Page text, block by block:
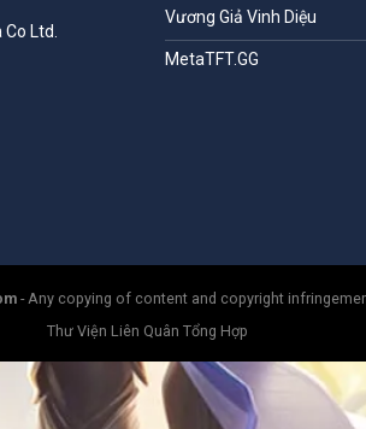
Ltd.
Vương Giả Vinh Diệu
MetaTFT.GG
- Any copying of content and copyright
Thư Viện Liên Quân Tổng Hợp